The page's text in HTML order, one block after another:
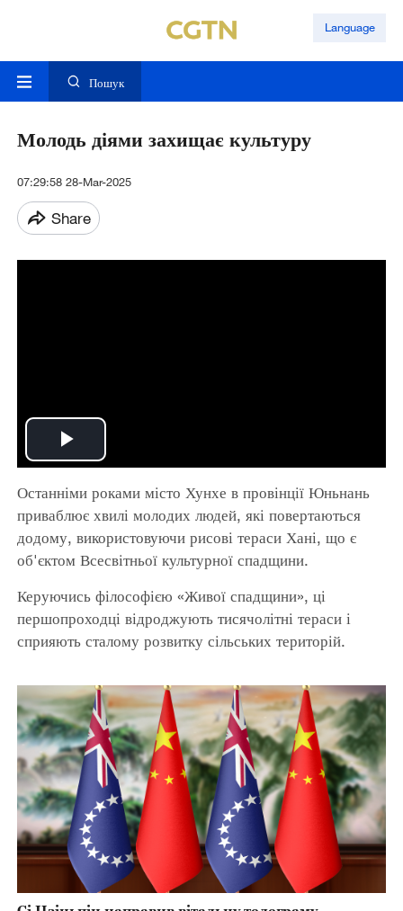
Language
Пошук
Молодь діями захищає культуру
07:29:58 28-Mar-2025
Share
Play
Video
Останніми роками місто Хунхе в провінції Юньнань
приваблює хвилі молодих людей, які повертаються
додому, використовуючи рисові тераси Хані, що є
об'єктом Всесвітньої культурної спадщини.
Керуючись філософією «Живої спадщини», ці
першопроходці відроджують тисячолітні тераси і
сприяють сталому розвитку сільських територій.